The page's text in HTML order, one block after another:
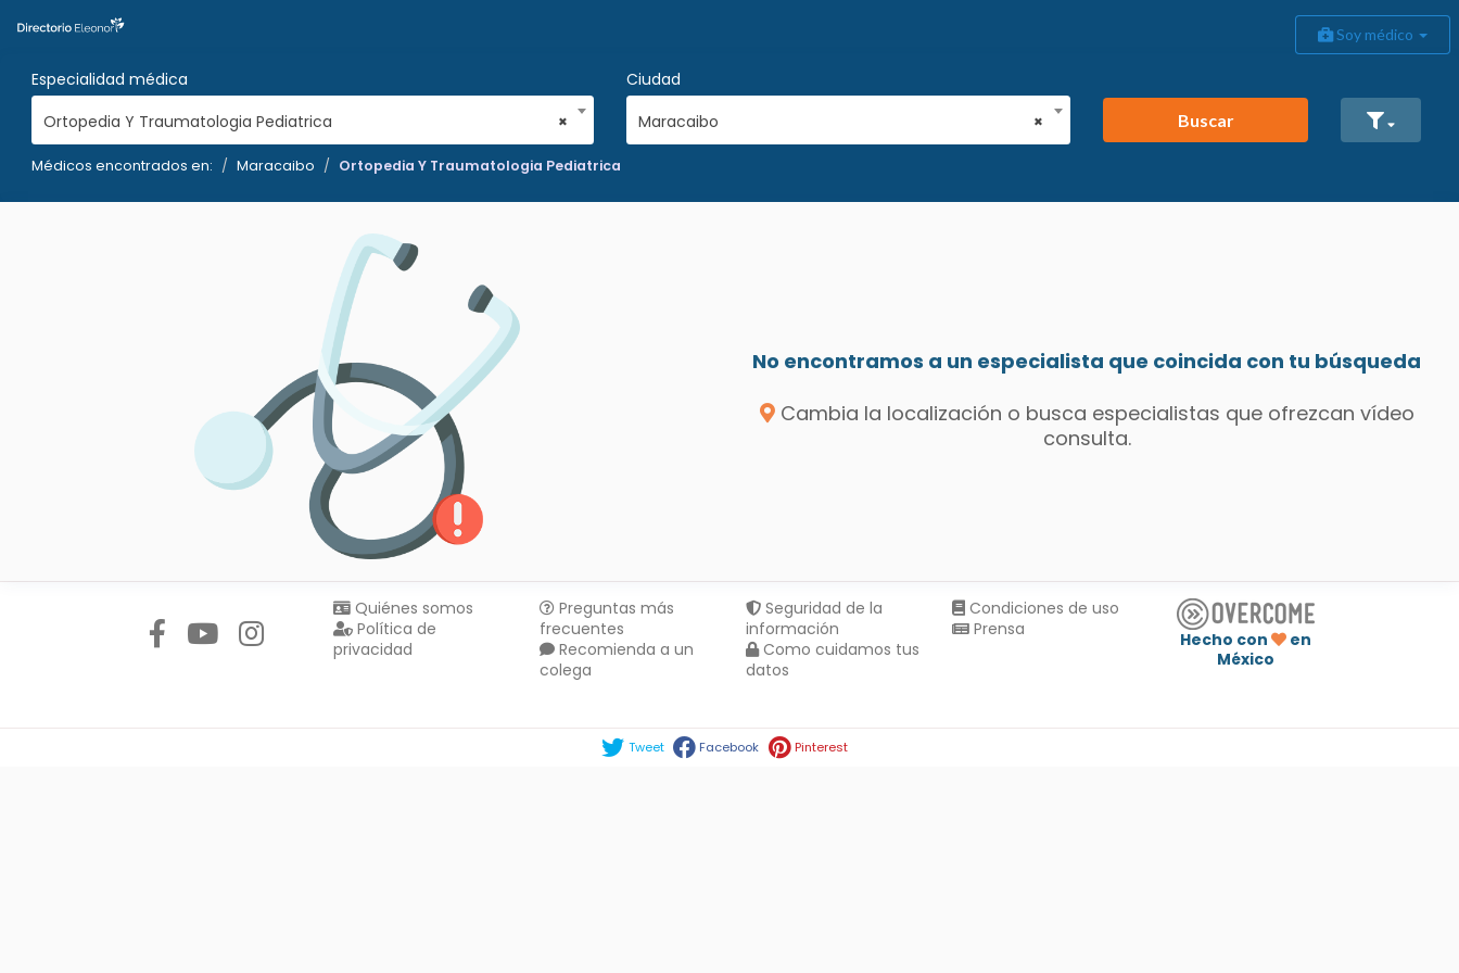
Soy médico
Especialidad médica
×
Ortopedia Y Traumatologia Pediatrica
Ciudad
×
Maracaibo Buscar
Médicos encontrados en: Maracaibo Ortopedia Y Traumatologia Pediatrica
No encontramos a un especialista que coincida con tu búsqueda
Cambia la localización o busca especialistas que ofrezcan vídeo
consulta.
Quiénes somos
Política de
privacidad
Preguntas más
frecuentes
Recomienda a un
colega
Seguridad de la
información
Como cuidamos tus
datos
Condiciones de uso
Prensa
Hecho con
en
México
Tweet Facebook Pinterest